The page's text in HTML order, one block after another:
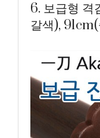
6. 보급형 격
갈색),